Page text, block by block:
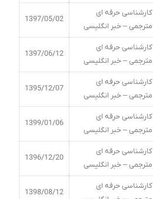
کارشناسی حرفه ای
مترجمی – خبر انگلیسی
1397/05/02
کارشناسی حرفه ای
مترجمی – خبر انگلیسی
1397/06/12
کارشناسی حرفه ای
مترجمی – خبر انگلیسی
1395/12/07
کارشناسی حرفه ای
مترجمی – خبر انگلیسی
1399/01/06
کارشناسی حرفه ای
مترجمی – خبر انگلیسی
1396/12/20
کارشناسی حرفه ای
1398/08/12